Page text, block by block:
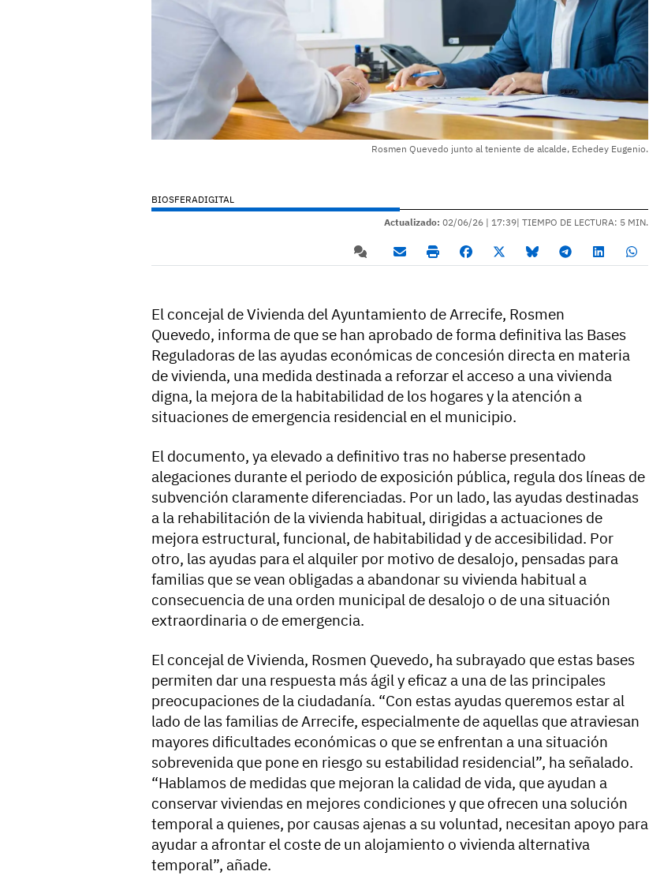
Rosmen Quevedo junto al teniente de alcalde, Echedey Eugenio.
BIOSFERADIGITAL
Actualizado: 02/06/26 | 17:39| TIEMPO DE LECTURA: 5 MIN.
El concejal de Vivienda del Ayuntamiento de Arrecife, Rosmen
Quevedo, informa de que se han aprobado de forma definitiva las Bases
Reguladoras de las ayudas económicas de concesión directa en materia
de vivienda, una medida destinada a reforzar el acceso a una vivienda
digna, la mejora de la habitabilidad de los hogares y la atención a
situaciones de emergencia residencial en el municipio.
El documento, ya elevado a definitivo tras no haberse presentado
alegaciones durante el periodo de exposición pública, regula dos líneas de
subvención claramente diferenciadas. Por un lado, las ayudas destinadas
a la rehabilitación de la vivienda habitual, dirigidas a actuaciones de
mejora estructural, funcional, de habitabilidad y de accesibilidad. Por
otro, las ayudas para el alquiler por motivo de desalojo, pensadas para
familias que se vean obligadas a abandonar su vivienda habitual a
consecuencia de una orden municipal de desalojo o de una situación
extraordinaria o de emergencia.
El concejal de Vivienda, Rosmen Quevedo, ha subrayado que estas bases
permiten dar una respuesta más ágil y eficaz a una de las principales
preocupaciones de la ciudadanía. “Con estas ayudas queremos estar al
lado de las familias de Arrecife, especialmente de aquellas que atraviesan
mayores dificultades económicas o que se enfrentan a una situación
sobrevenida que pone en riesgo su estabilidad residencial”, ha señalado.
“Hablamos de medidas que mejoran la calidad de vida, que ayudan a
conservar viviendas en mejores condiciones y que ofrecen una solución
temporal a quienes, por causas ajenas a su voluntad, necesitan apoyo para
ayudar a afrontar el coste de un alojamiento o vivienda alternativa
temporal”, añade.